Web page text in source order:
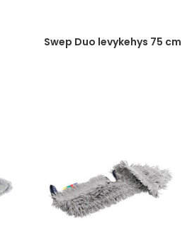
Swep Duo levykehys 75 cm